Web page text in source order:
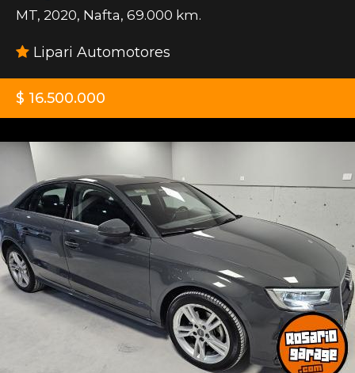
MT, 2020, Nafta, 69.000 km.
Lipari Automotores
$ 16.500.000